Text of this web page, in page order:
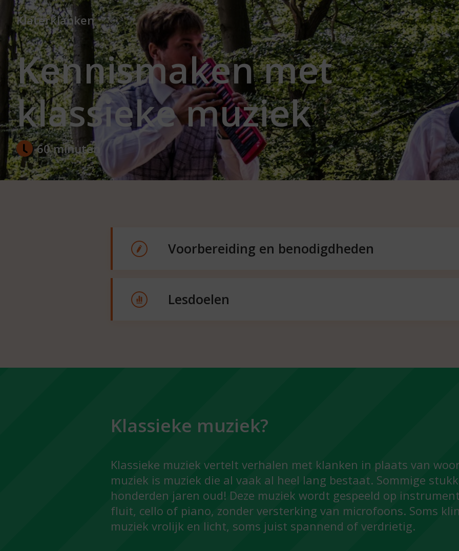
Klaterklanken
Kennismaken met
klassieke muziek
60 minuten
Voorbereiding en benodigdheden
Lesdoelen
Klassieke muziek?
Klassieke muziek vertelt verhalen met klanken in plaats van
muziek is muziek die al vaak al heel lang bestaat. Sommige
honderden jaren oud! Deze muziek wordt gespeeld op
fluit, cello of piano, zonder versterking van microfoons. Soms
muziek vrolijk en licht, soms juist spannend of verdrietig.